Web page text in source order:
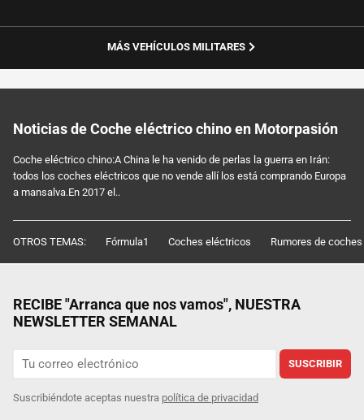
MÁS VEHÍCULOS MILITARES
Noticias de Coche eléctrico chino en Motorpasión
Coche eléctrico chino:A China le ha venido de perlas la guerra en Irán:
todos los coches eléctricos que no vende allí los está comprando Europa
a mansalva.En 2017 el..
OTROS TEMAS: Fórmula1 Coches eléctricos Rumores de coches
RECIBE "Arranca que nos vamos", NUESTRA
NEWSLETTER SEMANAL
SUSCRIBIR
Suscribiéndote aceptas nuestra política de privacidad